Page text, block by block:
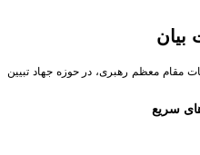
از سال ۱۴۰۲ پیرو منویات مقام معظم رهبری، در حوزه جهاد تبیین
سریع